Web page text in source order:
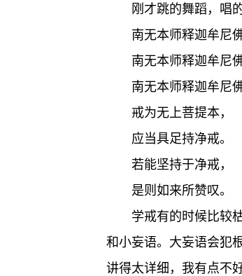
刚才跳的舞蹈，唱
南无本师释迦牟尼
南无本师释迦牟尼
南无本师释迦牟尼
戒为无上菩提本，
应当具足持净戒。
若能坚持于净戒，
是则如来所赞叹。
学戒有的时候比较
和小妄语。大妄语会犯
讲得太详细，我有点不